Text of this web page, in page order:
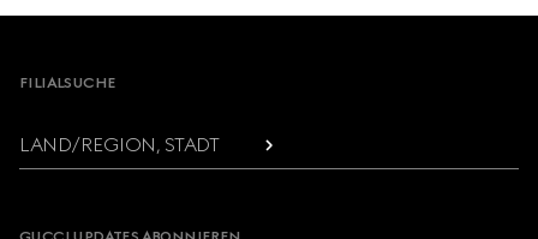
FILIALSUCHE
LAND/REGION, STADT